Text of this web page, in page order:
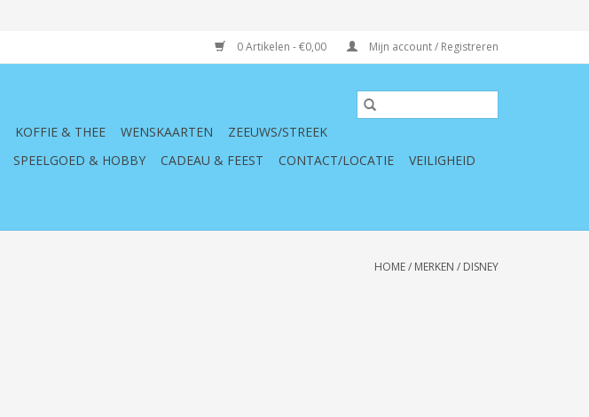
0 Artikelen - €0,00 Mijn account / Registreren
KOFFIE & THEE WENSKAARTEN
ZEEUWS/STREEK
SPEELGOED & HOBBY CADEAU & FEEST CONTACT/LOCATIE
VEILIGHEID
HOME/ MERKEN / DISNEY